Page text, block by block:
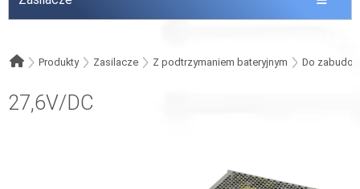
Produkty Zasilacze Z podtrzymaniem bateryjnym Do
27,6V/DC